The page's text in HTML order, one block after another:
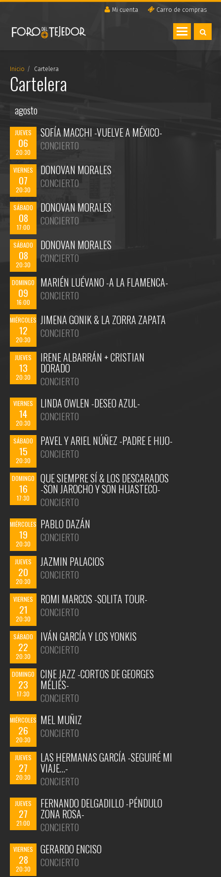
Mi cuenta Carro de compras
Toggle
navigation
Inicio Cartelera
Cartelera
agosto
JUEVES
06
20:30
SOFÍA MACCHI -VUELVE A MÉXICO-
CONCIERTO
VIERNES
07
20:30
DONOVAN MORALES
CONCIERTO
SÁBADO
08
17:00
DONOVAN MORALES
CONCIERTO
SÁBADO
08
20:30
DONOVAN MORALES
CONCIERTO
DOMINGO
09
16:00
MARIÉN LUÉVANO -A LA FLAMENCA-
CONCIERTO
MIÉRCOLES
12
20:30
JIMENA GONIK & LA ZORRA ZAPATA
CONCIERTO
JUEVES
13
20:30
IRENE ALBARRÁN + CRISTIAN
DORADO
CONCIERTO
VIERNES
14
20:30
LINDA OWLEN -DESEO AZUL-
CONCIERTO
SÁBADO
15
20:30
PAVEL Y ARIEL NÚÑEZ -PADRE E HIJO-
CONCIERTO
DOMINGO
16
17:30
QUE SIEMPRE SÍ & LOS DESCARADOS
-SON JAROCHO Y SON HUASTECO-
CONCIERTO
MIÉRCOLES
19
20:30
PABLO DAZÁN
CONCIERTO
JUEVES
20
20:30
JAZMIN PALACIOS
CONCIERTO
VIERNES
21
20:30
ROMI MARCOS -SOLITA TOUR-
CONCIERTO
SÁBADO
22
20:30
IVÁN GARCÍA Y LOS YONKIS
CONCIERTO
DOMINGO
23
17:30
CINE JAZZ -CORTOS DE GEORGES
MÉLIÉS-
CONCIERTO
MIÉRCOLES
26
20:30
MEL MUÑIZ
CONCIERTO
JUEVES
27
20:30
LAS HERMANAS GARCÍA -SEGUIRÉ MI
VIAJE…-
CONCIERTO
JUEVES
27
21:00
FERNANDO DELGADILLO -PÉNDULO
ZONA ROSA-
CONCIERTO
VIERNES
28
20:30
GERARDO ENCISO
CONCIERTO